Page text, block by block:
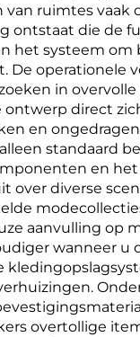
ruimtes vaak
ontstaat die de
het systeem
De
in
direct
en
standaard
en
over diverse
aanvulling op
wanneer
overtollige